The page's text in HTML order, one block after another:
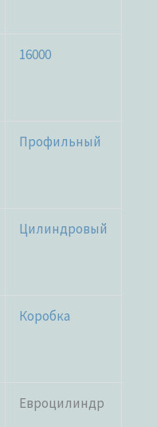
16000
Профильный
Цилиндровый
Коробка
Евроцилиндр